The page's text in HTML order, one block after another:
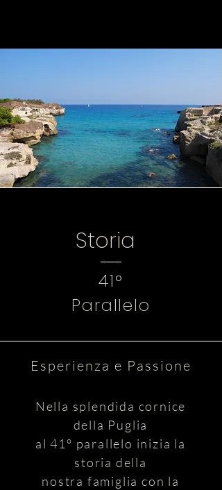
Storia
41°
Parallelo
​Esperienza e Passione
Nella splendida cornice
della Puglia
al 41° parallelo inizia la
storia della
nostra famiglia con la